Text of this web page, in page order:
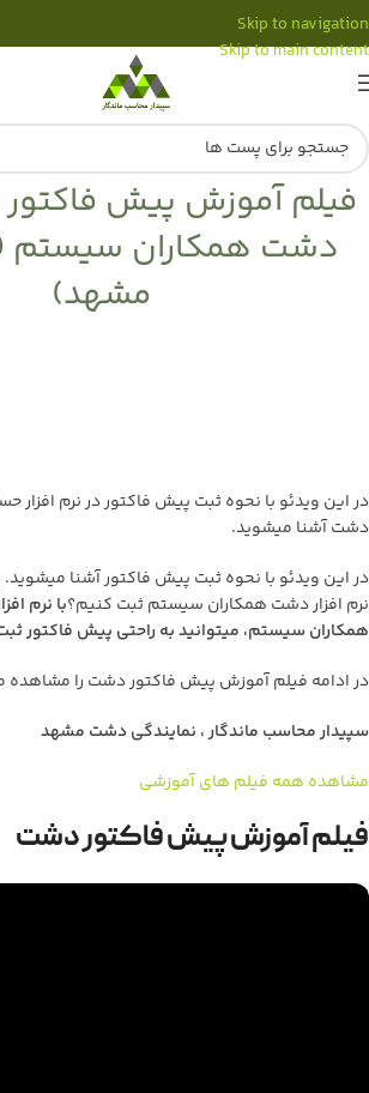
Skip to navigation
Skip to main content
فیلم آموزش پیش فاکتور
دشت همکاران سیستم
مشهد)
در این ویدئو با نحوه ثبت پیش فاکتور در نرم افزار
دشت آشنا میشوید.
در این ویدئو با نحوه ثبت پیش فاکتور آشنا
نرم افزار دشت همکاران سیستم ثبت کنیم؟با نرم
همکاران سیستم، میتوانید به راحتی پیش فاکتور
در ادامه فیلم آموزش پیش فاکتور دشت را مشاهده
سپیدار محاسب ماندگار، نمایندگیدشت مشهد
مشاهده همه فیلم های آموزشی
فیلم آموزش پیش فاکتور دشت